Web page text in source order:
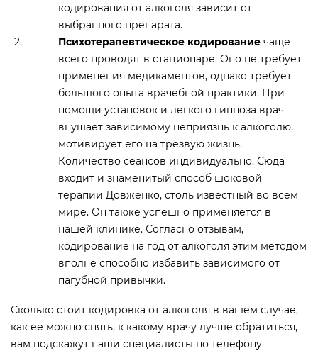
кодирования от алкоголя зависит от
выбранного препарата.
Психотерапевтическое кодирование чаще
всего проводят в стационаре. Оно не требует
применения медикаментов, однако требует
большого опыта врачебной практики. При
помощи установок и легкого гипноза врач
внушает зависимому неприязнь к алкоголю,
мотивирует его на трезвую жизнь.
Количество сеансов индивидуально. Сюда
входит и знаменитый способ шоковой
терапии Довженко, столь известный во всем
мире. Он также успешно применяется в
нашей клинике. Согласно отзывам,
кодирование на год от алкоголя этим методом
вполне способно избавить зависимого от
пагубной привычки.
Сколько стоит кодировка от алкоголя в вашем случае,
как ее можно снять, к какому врачу лучше обратиться,
вам подскажут наши специалисты по телефону